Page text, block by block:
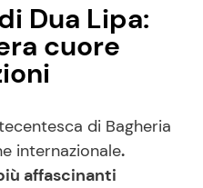
Dua Lipa:
cuore
di Bagheria
internazionale.
affascinanti